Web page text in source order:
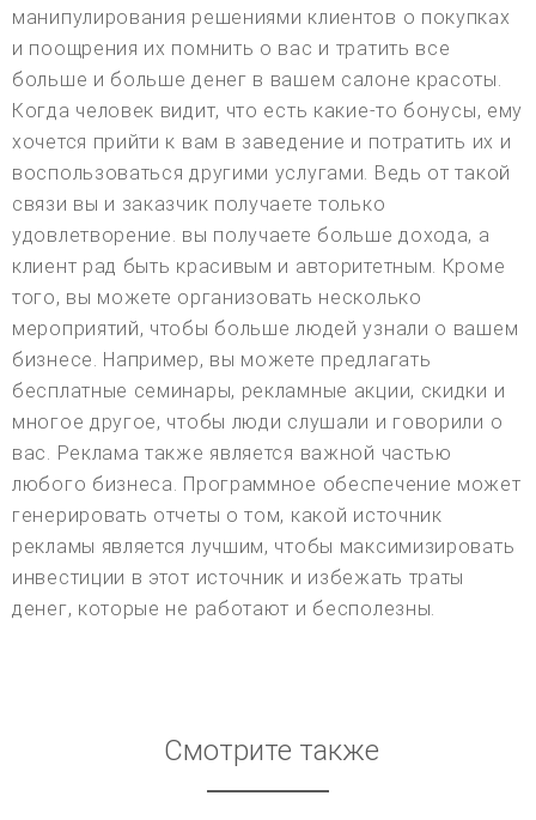
манипулирования решениями клиентов о покупках
и поощрения их помнить о вас и тратить все
больше и больше денег в вашем салоне красоты.
Когда человек видит, что есть какие-то бонусы, ему
хочется прийти к вам в заведение и потратить их и
воспользоваться другими услугами. Ведь от такой
связи вы и заказчик получаете только
удовлетворение. вы получаете больше дохода, а
клиент рад быть красивым и авторитетным. Кроме
того, вы можете организовать несколько
мероприятий, чтобы больше людей узнали о вашем
бизнесе. Например, вы можете предлагать
бесплатные семинары, рекламные акции, скидки и
многое другое, чтобы люди слушали и говорили о
вас. Реклама также является важной частью
любого бизнеса. Программное обеспечение может
генерировать отчеты о том, какой источник
рекламы является лучшим, чтобы максимизировать
инвестиции в этот источник и избежать траты
денег, которые не работают и бесполезны.
Смотрите также